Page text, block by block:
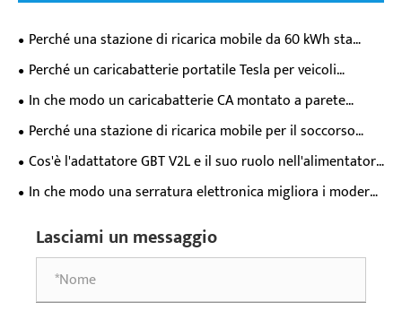
Perché una stazione di ricarica mobile da 60 kWh sta
trasformando la flessibilità di ricarica dei veicoli elettrici?
Perché un caricabatterie portatile Tesla per veicoli
elettrici è essenziale per i moderni proprietari di veicoli
elettrici?
In che modo un caricabatterie CA montato a parete
trasforma l'esperienza quotidiana di ricarica dei veicoli
elettrici?
Perché una stazione di ricarica mobile per il soccorso
stradale da 65kWh è essenziale per il moderno supporto di
emergenza dei veicoli elettrici?
Cos'è l'adattatore GBT V2L e il suo ruolo nell'alimentatore
per veicoli elettrici?
In che modo una serratura elettronica migliora i moderni
Lasciami un messaggio